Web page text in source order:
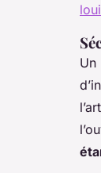
Un